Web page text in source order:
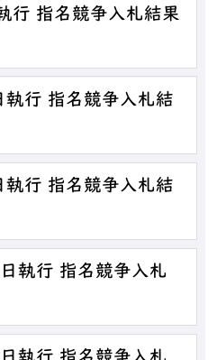
行 指名競争入札結果
行 指名競争入札結
行 指名競争入札結
執行 指名競争入札